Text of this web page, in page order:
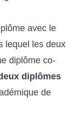
avec le
lequel les deux
diplôme co-
diplômes
de